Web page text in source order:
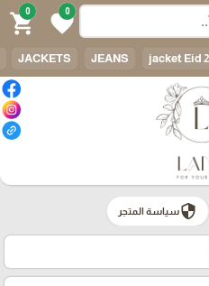
0
favorite
0
shopping_cart
JACKETS JEANS jacket Eid
securityسياسة المتجر